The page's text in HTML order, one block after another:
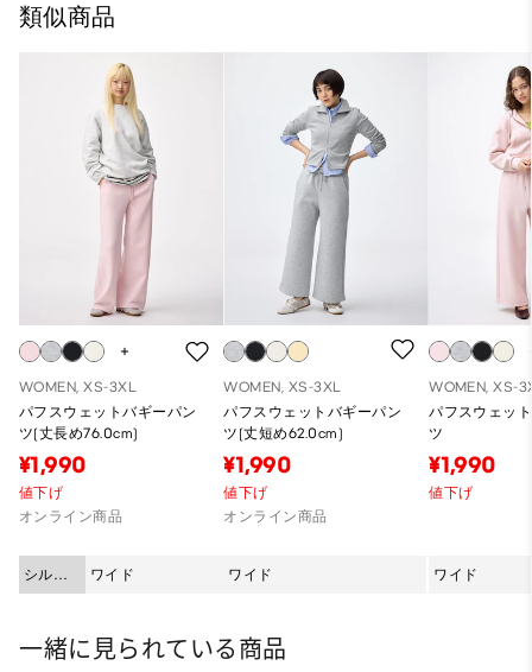
類似商品
WOMEN, XS-3XL
パフスウェットバギーパン
ツ(丈長め76.0cm)
¥1,990
値下げ
オンライン商品
シルエ
ット
ワイド
WOMEN, XS-3XL
パフスウェットバギーパン
ツ(丈短め62.0cm)
¥1,990
値下げ
オンライン商品
ワイド
WOMEN, XS-
パフスウェッ
ツ
¥1,990
値下げ
ワイド
一緒に見られている商品